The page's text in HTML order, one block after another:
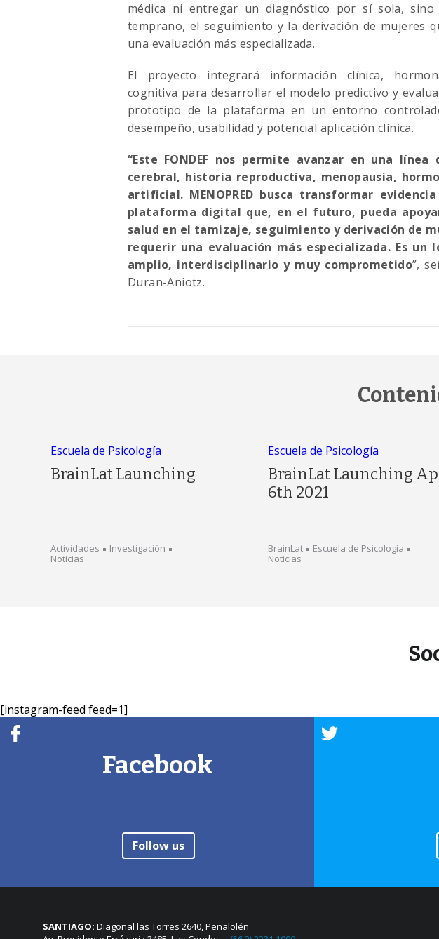
médica ni entregar un diagnóstico por sí sola, sino
temprano, el seguimiento y la derivación de mujeres
una evaluación más especializada.
El proyecto integrará información clínica,
cognitiva para desarrollar el modelo predictivo y
prototipo de la plataforma en un entorno
desempeño, usabilidad y potencial aplicación clínica.
“Este FONDEF nos permite avanzar en una línea
cerebral, historia reproductiva, menopausia,
artificial. MENOPRED busca transformar
plataforma digital que, en el futuro, pueda
salud en el tamizaje, seguimiento y derivación de
requerir una evaluación más especializada. Es un
amplio, interdisciplinario y muy comprometido”,
Duran-Aniotz.
Escuela de Psicología
BrainLat Launching
Actividades
Investigación
Noticias
Escuela de Psicología
BrainLat Launching
6th 2021
BrainLat
Escuela de Psicología
Noticias
[instagram-feed feed=1]
Facebook
Follow us
SANTIAGO: Diagonal las Torres 2640, Peñalolén